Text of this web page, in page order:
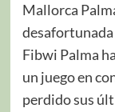
Mallorca
Fibwi Palma
un juego en
perdido sus